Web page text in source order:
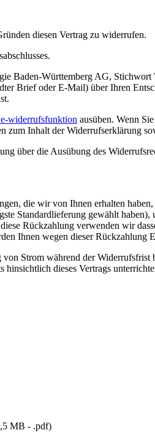
diesen Vertrag zu widerrufen.
Baden-Württemberg AG,
Brief oder E-Mail) über Ihren
widerrufsfunktion ausüben. Wenn
Inhalt der Widerrufserklärung
über die Ausübung des
die wir von Ihnen erhalten
Standardlieferung gewählt
Rückzahlung verwenden wir
Ihnen wegen dieser Rückzahlung
Strom während der
dieses Vertrags
MB - .pdf)